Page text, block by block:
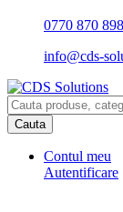
0770 870 898
info@cds-
Cauta
Contul meu
Autentificare